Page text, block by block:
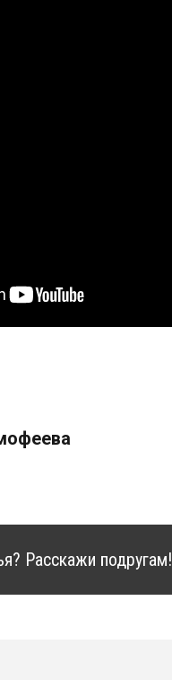
Расскажи подругам!